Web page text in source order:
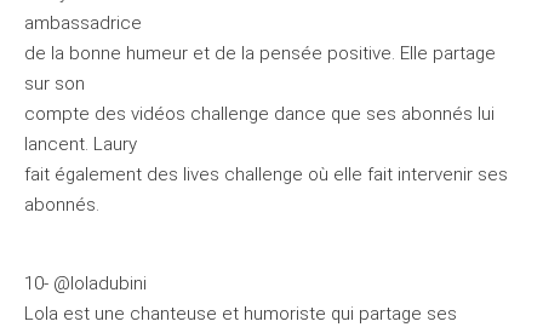
ambassadrice
de la bonne humeur et de la pensée positive. Elle partage
sur son
compte des vidéos challenge dance que ses abonnés lui
lancent. Laury
fait également des lives challenge où elle fait intervenir ses
abonnés.
10- @loladubini
Lola est une chanteuse et humoriste qui partage ses